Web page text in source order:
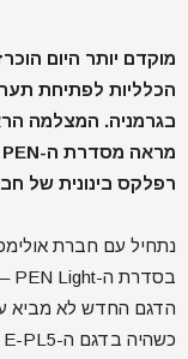
מוקדם יותר היום
רפלקס בינונית של
נתחיל עם חברת
הדגם החדש לא מביא